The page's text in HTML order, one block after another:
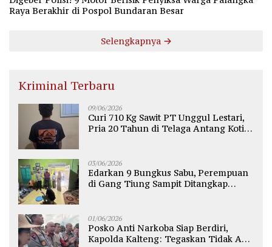
Raya Berakhir di Pospol Bundaran Besar
Selengkapnya
Kriminal Terbaru
09/06/2026
Curi 710 Kg Sawit PT Unggul Lestari,
Pria 20 Tahun di Telaga Antang Kotim
03/06/2026
Edarkan 9 Bungkus Sabu, Perempuan
di Gang Tiung Sampit Ditangkap
01/06/2026
Posko Anti Narkoba Siap Berdiri,
Kapolda Kalteng: Tegaskan Tidak Ada